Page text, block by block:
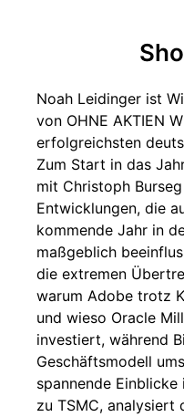
Noah Leidinger ist
von OHNE AKTIEN
erfolgreichsten
Zum Start in das
mit Christoph
Entwicklungen, die
kommende Jahr in
maßgeblich
die extremen
warum Adobe trotz
und wieso Oracle
investiert, während
Geschäftsmodell
spannende Einblicke
zu TSMC,